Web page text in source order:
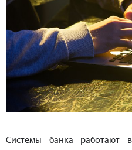
Системы банка работают